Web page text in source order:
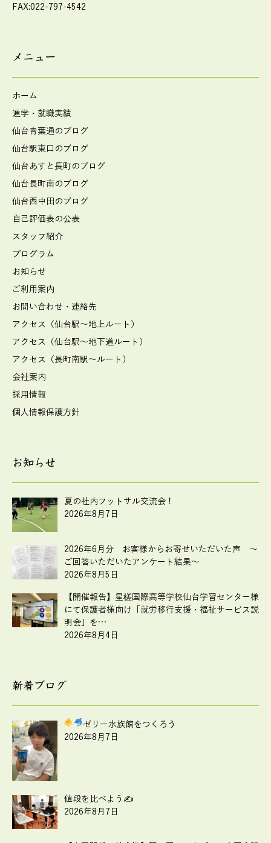
FAX:022-797-4542
メニュー
ホーム
進学・就職実績
仙台青葉通のブログ
仙台駅東口のブログ
仙台あすと長町のブログ
仙台長町南のブログ
仙台西中田のブログ
自己評価表の公表
スタッフ紹介
プログラム
お知らせ
ご利用案内
お問い合わせ・連絡先
アクセス（仙台駅～地上ルート）
アクセス（仙台駅～地下道ルート）
アクセス（長町南駅～ルート）
会社案内
採用情報
個人情報保護方針
お知らせ
夏の社内フットサル交流会！
2026年8月7日
2026年6月分 お客様からお寄せいただいた声 ～
ご回答いただいたアンケート結果～
2026年8月5日
【開催報告】星槎国際高等学校仙台学習センター様
にて保護者様向け「就労移行支援・福祉サービス説
明会」を…
2026年8月4日
新着ブログ
ゼリー水族館をつくろう
2026年8月7日
値段を比べよう✍
2026年8月7日